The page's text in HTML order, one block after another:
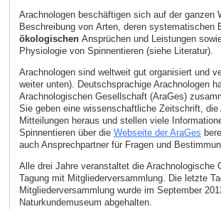
Arachnologen beschäftigen sich auf der ganzen
Beschreibung von Arten, deren systematischen
ökologischen Ansprüchen und Leistungen
Physiologie von Spinnentieren (siehe Literatur).
Arachnologen sind weltweit gut organisiert und
weiter unten). Deutschsprachige Arachnologen
Arachnologischen Gesellschaft (AraGes)
Sie geben eine wissenschaftliche Zeitschrift, die
Mitteilungen heraus und stellen viele
Spinnentieren über die Webseite der AraGes
auch Ansprechpartner für Fragen und
Alle drei Jahre veranstaltet die Arachnologische
Tagung mit Mitgliederversammlung. Die letzte
Mitgliederversammlung wurde im September
Naturkundemuseum abgehalten.